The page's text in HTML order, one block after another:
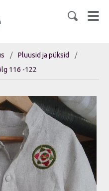
/ Pluusid ja püksid
/
116 -122